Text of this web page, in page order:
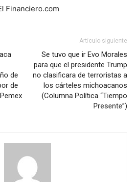
Financiero.com
de
de
Artículo siguiente
Se tuvo que ir Evo Morales
para que el presidente Trump
no clasificara de terroristas a
los cárteles michoacanos
(Columna Política “Tiempo
Presente”)